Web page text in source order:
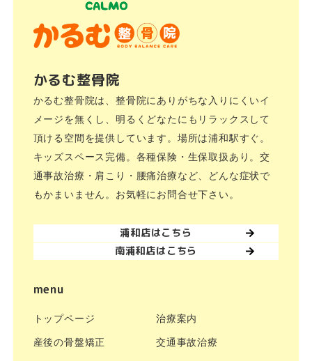
かるむ整骨院
かるむ整骨院は、整骨院にありがちな入りにくいイ
メージを無くし、明るくどなたにもリラックスして
頂ける空間を提供しています。場所は浦和駅すぐ。
キッズスペース完備。各種保険・生保取扱あり。交
通事故治療・肩こり・腰痛治療など、どんな症状で
もかまいません。お気軽にお問合せ下さい。
浦和店はこちら
南浦和店はこちら
menu
トップページ
産後の骨盤矯正
治療案内
交通事故治療